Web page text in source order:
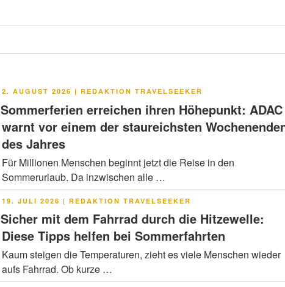
VERÖFFENTLICHT
2. AUGUST 2026 | REDAKTION TRAVELSEEKER
Sommerferien erreichen ihren Höhepunkt: ADAC
warnt vor einem der staureichsten
des Jahres
Für Millionen Menschen beginnt jetzt die Reise in den
Sommerurlaub. Da inzwischen alle …
VERÖFFENTLICHT
19. JULI 2026 | REDAKTION TRAVELSEEKER
Sicher mit dem Fahrrad durch die Hitzewelle:
Diese Tipps helfen bei Sommerfahrten
Kaum steigen die Temperaturen, zieht es viele Menschen wieder
aufs Fahrrad. Ob kurze …